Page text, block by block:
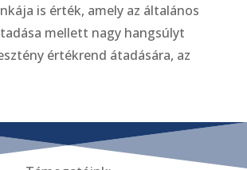
is érték, amely az általános
mellett nagy hangsúlyt
értékrend átadására, az